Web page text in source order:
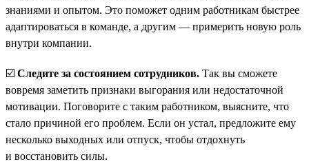
знаниями и опытом. Это поможет одним работникам быстрее
адаптироваться в команде, а другим — примерить новую роль
внутри компании.
☑️ Следите за состоянием сотрудников. Так вы сможете
вовремя заметить признаки выгорания или недостаточной
мотивации. Поговорите с таким работником, выясните, что
стало причиной его проблем. Если он устал, предложите ему
несколько выходных или отпуск, чтобы отдохнуть
и восстановить силы.